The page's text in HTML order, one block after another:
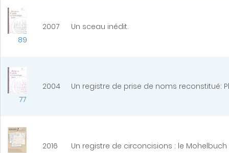
89
2007 Un sceau inédit.
77
2004 Un registre de prise de noms reconstitué:
2016 Un registre de circoncisions : le